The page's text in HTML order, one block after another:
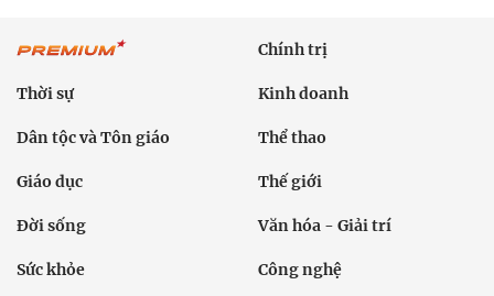
Chính trị
Thời sự Kinh doanh
Dân tộc và Tôn giáo Thể thao
Giáo dục Thế giới
Đời sống Văn hóa - Giải trí
Sức khỏe Công nghệ